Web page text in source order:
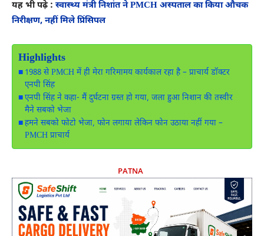
यह भी पढ़े : स्वास्थ्य मंत्री निशांत ने PMCH अस्पताल का किया औचक
निरीक्षण, नहीं मिले प्रिंसिपल
Highlights
1988 से PMCH में ही मेरा गरिमामय कार्यकाल रहा है – प्राचार्य डॉक्टर
एनपी सिंह
एनपी सिंह ने कहा- मैं दुर्घटना ग्रस्त हो गया, जला हुआ निशान की तस्वीर
मैने सबको भेजा
हमने सबको फोटो भेजा, फोन लगाया लेकिन फोन उठाया नहीं गया –
PMCH प्राचार्य
PATNA